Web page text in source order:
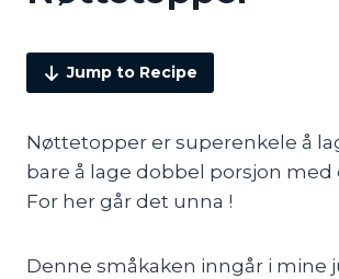
Jump to Recipe
Nøttetopper er superenkele å
bare å lage dobbel porsjon med
For her går det unna !
Denne småkaken inngår i mine